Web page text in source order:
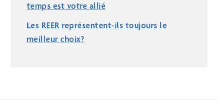
temps est votre allié
Les REER représentent-ils toujours le
meilleur choix?